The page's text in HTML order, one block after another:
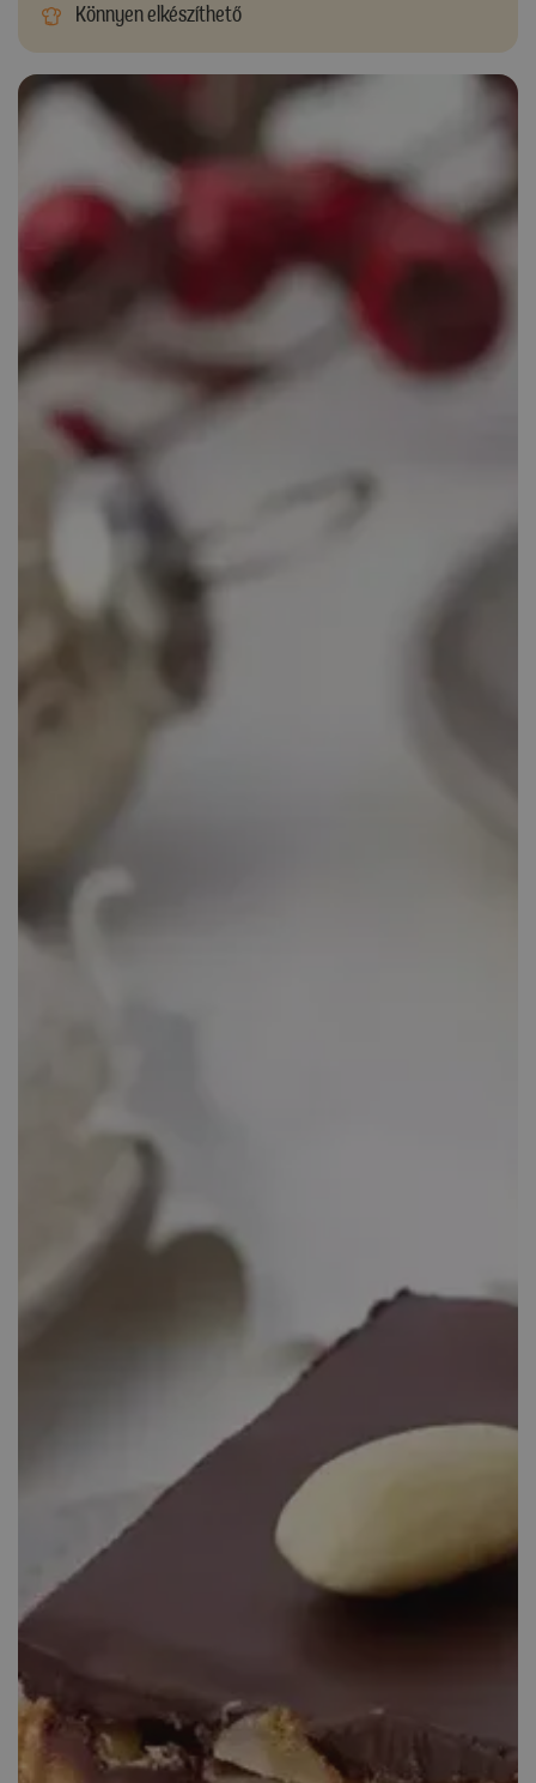
Könnyen elkészíthető